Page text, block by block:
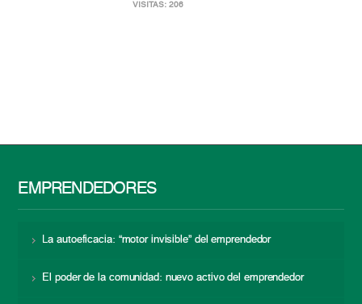
VISITAS: 206
EMPRENDEDORES
La autoeficacia: “motor invisible” del emprendedor
El poder de la comunidad: nuevo activo del emprendedor